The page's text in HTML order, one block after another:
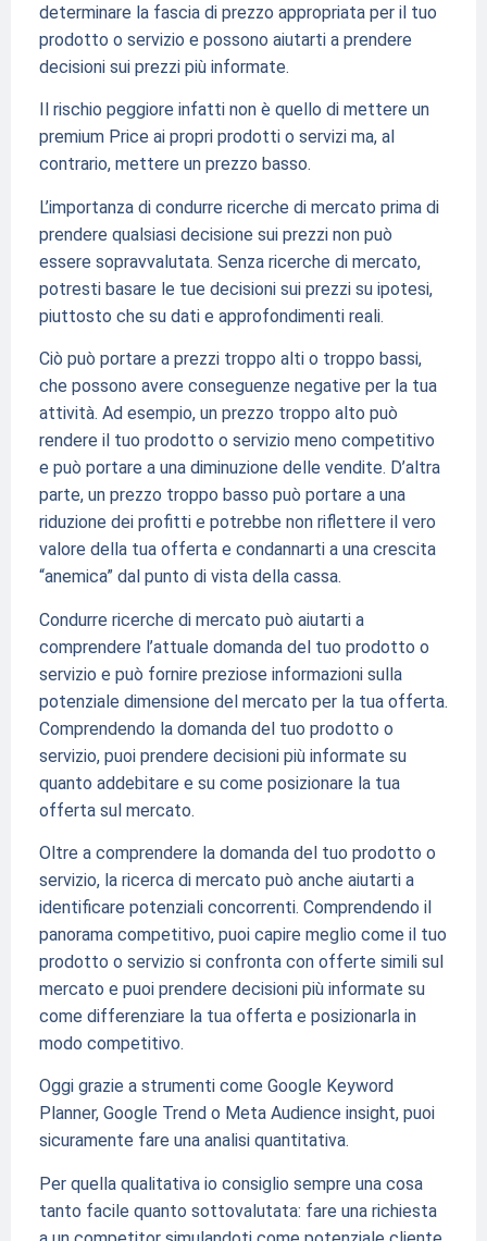
determinare la fascia di prezzo appropriata per il tuo
prodotto o servizio e possono aiutarti a prendere
decisioni sui prezzi più informate.
Il rischio peggiore infatti non è quello di mettere un
premium Price ai propri prodotti o servizi ma, al
contrario, mettere un prezzo basso.
L’importanza di condurre ricerche di mercato prima di
prendere qualsiasi decisione sui prezzi non può
essere sopravvalutata. Senza ricerche di mercato,
potresti basare le tue decisioni sui prezzi su ipotesi,
piuttosto che su dati e approfondimenti reali.
Ciò può portare a prezzi troppo alti o troppo bassi,
che possono avere conseguenze negative per la tua
attività. Ad esempio, un prezzo troppo alto può
rendere il tuo prodotto o servizio meno competitivo
e può portare a una diminuzione delle vendite. D’altra
parte, un prezzo troppo basso può portare a una
riduzione dei profitti e potrebbe non riflettere il vero
valore della tua offerta e condannarti a una crescita
“anemica” dal punto di vista della cassa.
Condurre ricerche di mercato può aiutarti a
comprendere l’attuale domanda del tuo prodotto o
servizio e può fornire preziose informazioni sulla
potenziale dimensione del mercato per la tua offerta.
Comprendendo la domanda del tuo prodotto o
servizio, puoi prendere decisioni più informate su
quanto addebitare e su come posizionare la tua
offerta sul mercato.
Oltre a comprendere la domanda del tuo prodotto o
servizio, la ricerca di mercato può anche aiutarti a
identificare potenziali concorrenti. Comprendendo il
panorama competitivo, puoi capire meglio come il tuo
prodotto o servizio si confronta con offerte simili sul
mercato e puoi prendere decisioni più informate su
come differenziare la tua offerta e posizionarla in
modo competitivo.
Oggi grazie a strumenti come Google Keyword
Planner, Google Trend o Meta Audience insight, puoi
sicuramente fare una analisi quantitativa.
Per quella qualitativa io consiglio sempre una cosa
tanto facile quanto sottovalutata: fare una richiesta